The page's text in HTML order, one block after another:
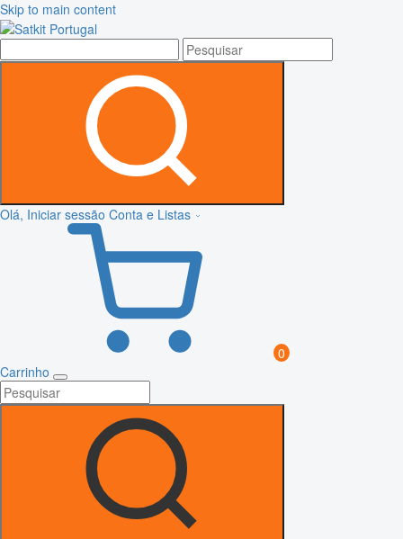
Skip to main content
Olá, Iniciar sessão Conta e Listas
0
Carrinho